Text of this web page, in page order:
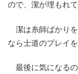
ので、潔が埋もれ
潔は糸師ばかり
なら士道のプレイ
最後に気になるの